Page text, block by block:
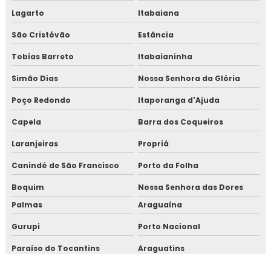
Lagarto Itabaiana
São Cristóvão Estância
Tobias Barreto Itabaianinha
Simão Dias Nossa Senhora da Glória
Poço Redondo Itaporanga d'Ajuda
Capela Barra dos Coqueiros
Laranjeiras Propriá
Canindé de São Francisco Porto da Folha
Boquim
Nossa Senhora das Dores
Palmas
Araguaína
Gurupi Porto Nacional
Paraíso do Tocantins Araguatins